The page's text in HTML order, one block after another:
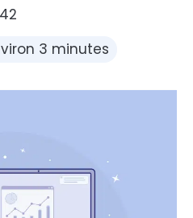
3 minutes